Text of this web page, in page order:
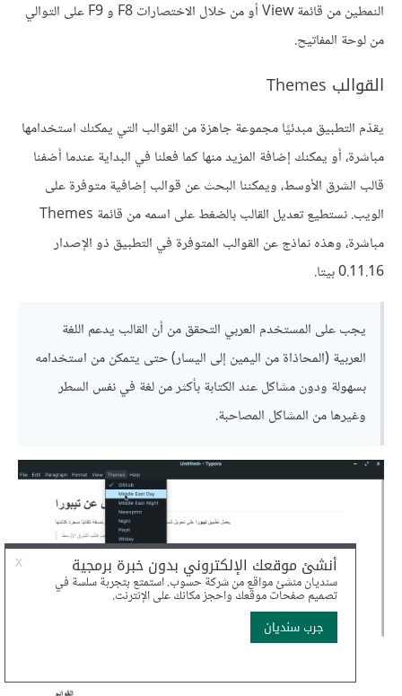
النمطين من قائمة View أو من خلال اﻻختصارات F8 و F9 على التوالي
من لوحة المفاتيح.
القوالب Themes
يقدّم التطبيق مبدئيًا مجموعة جاهزة من القوالب التي يمكنك استخدامها
مباشرة، أو يمكنك إضافة المزيد منها كما فعلنا في البداية عندما أضفنا
قالب الشرق اﻷوسط، ويمكننا البحث عن قوالب إضافية متوفرة على
الويب. نستطيع تعديل القالب بالضغط على اسمه من قائمة Themes
مباشرة، وهذه نماذج عن القوالب المتوفرة في التطبيق ذو اﻹصدار
0.11.16 بيتا.
يجب على المستخدم العربي التحقق من أن القالب يدعم اللغة
العربية (المحاذاة من اليمين إلى اليسار) حتى يتمكن من استخدامه
بسهولة ودون مشاكل عند الكتابة بأكثر من لغة في نفس السطر
وغيرها من المشاكل المصاحبة.